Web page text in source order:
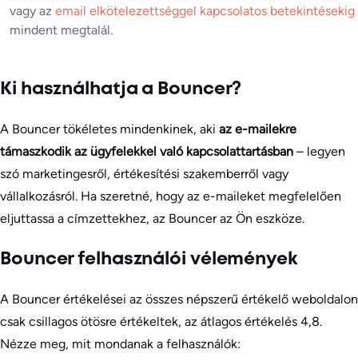
vagy az email elkötelezettséggel kapcsolatos betekintésekig
mindent megtalál.
Ki használhatja a Bouncer?
A Bouncer tökéletes mindenkinek, aki az e-mailekre
támaszkodik az ügyfelekkel való kapcsolattartásban – legyen
szó marketingesről, értékesítési szakemberről vagy
vállalkozásról. Ha szeretné, hogy az e-maileket megfelelően
eljuttassa a címzettekhez, az Bouncer az Ön eszköze.
Bouncer felhasználói vélemények
A Bouncer értékelései az összes népszerű értékelő weboldalon
csak csillagos ötösre értékeltek, az átlagos értékelés 4,8.
Nézze meg, mit mondanak a felhasználók: